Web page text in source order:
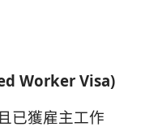
Worker Visa)
已獲雇主工作